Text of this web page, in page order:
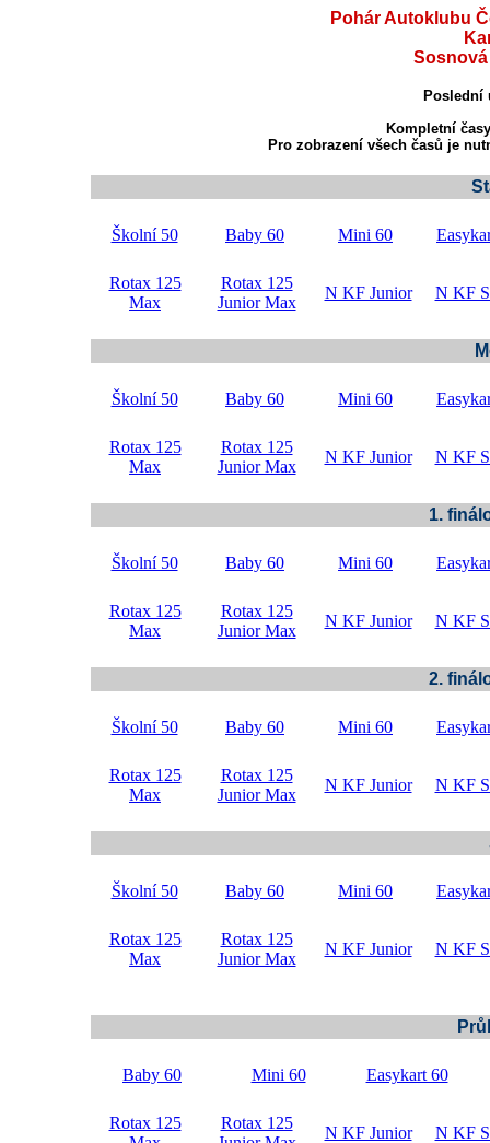
Pohár Autoklubu
Sosnová
Poslední
Kompletní
Pro zobrazení všech časů je
Školní 50 Baby 60 Mini 60
Rotax 125
Max
Rotax 125
Junior Max
N KF Junior N KF
Školní 50 Baby 60 Mini 60
Rotax 125
Max
Rotax 125
Junior Max
N KF Junior N KF
1.
Školní 50 Baby 60 Mini 60
Rotax 125
Max
Rotax 125
Junior Max
N KF Junior N KF
2.
Školní 50 Baby 60 Mini 60
Rotax 125
Max
Rotax 125
Junior Max
N KF Junior N KF
Školní 50 Baby 60 Mini 60
Rotax 125
Max
Rotax 125
Junior Max
N KF Junior N KF
Baby 60 Mini 60 Easykart 60
Rotax 125
Rotax 125
N KF Junior N KF